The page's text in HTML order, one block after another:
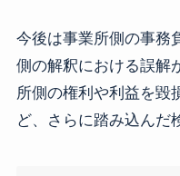
今後は事業所側の事務
側の解釈における誤解
所側の権利や利益を毀
ど、さらに踏み込んだ